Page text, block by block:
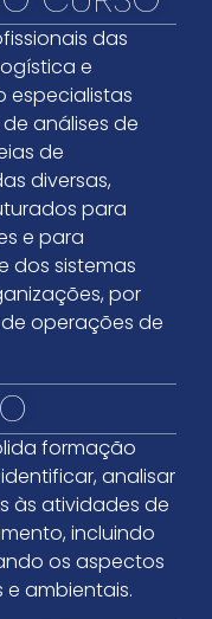
das
e
especialistas
análises de
de
diversas,
para
e para
dos sistemas
por
operações de
formação
analisar
às atividades de
incluindo
os aspectos
ambientais.